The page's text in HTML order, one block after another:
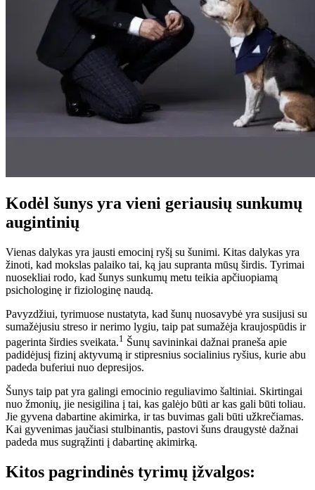
Kodėl šunys yra vieni geriausių sunkumų
augintinių
Vienas dalykas yra jausti emocinį ryšį su šunimi. Kitas dalykas yra
žinoti, kad mokslas palaiko tai, ką jau supranta mūsų širdis. Tyrimai
nuosekliai rodo, kad šunys sunkumų metu teikia apčiuopiamą
psichologinę ir fiziologinę naudą.
Pavyzdžiui, tyrimuose nustatyta, kad šunų nuosavybė yra susijusi su
sumažėjusiu streso ir nerimo lygiu, taip pat sumažėja kraujospūdis ir
pagerinta širdies sveikata.1 Šunų savininkai dažnai praneša apie
padidėjusį fizinį aktyvumą ir stipresnius socialinius ryšius, kurie abu
padeda buferiui nuo depresijos.
Šunys taip pat yra galingi emocinio reguliavimo šaltiniai. Skirtingai
nuo žmonių, jie nesigilina į tai, kas galėjo būti ar kas gali būti toliau.
Jie gyvena dabartine akimirka, ir tas buvimas gali būti užkrečiamas.
Kai gyvenimas jaučiasi stulbinantis, pastovi šuns draugystė dažnai
padeda mus sugrąžinti į dabartinę akimirką.
Kitos pagrindinės tyrimų įžvalgos: